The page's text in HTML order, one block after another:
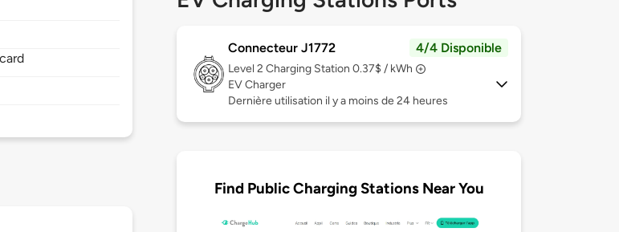
Connecteur J1772 4/4 Disponible
Level 2 Charging Station 0.37$ / kWh
EV Charger
Dernière utilisation il y a moins de 24 heures
Find Public Charging Stations Near You